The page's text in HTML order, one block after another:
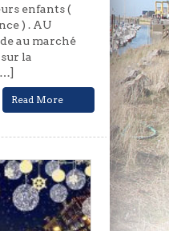
enfants (
) . AU
au marché
la
Read More